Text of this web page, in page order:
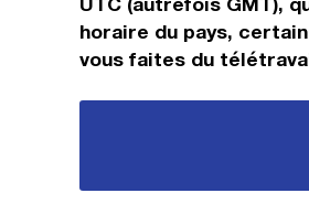
horaire du pays,
vous faites du